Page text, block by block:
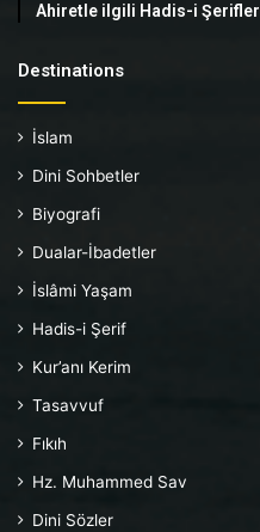
Ahiretle ilgili Hadis-i Şerifler
Destinations
İslam
Dini Sohbetler
Biyografi
Dualar-İbadetler
İslâmi Yaşam
Hadis-i Şerif
Kur’anı Kerim
Tasavvuf
Fıkıh
Hz. Muhammed Sav
Dini Sözler